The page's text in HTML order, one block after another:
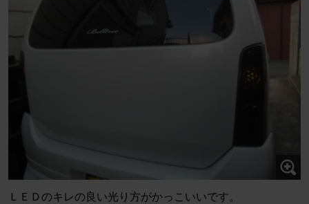
ＬＥＤのキレの良い光り方がかっこいいです。